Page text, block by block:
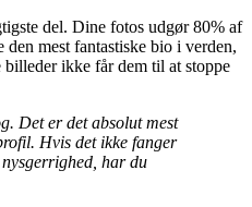
del. Dine fotos udgør 80% af
mest fantastiske bio i verden,
ikke får dem til at stoppe
Det er det absolut mest
Hvis det ikke fanger
har du